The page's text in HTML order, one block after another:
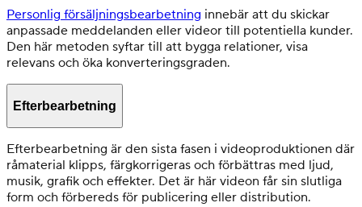
Personlig försäljningsbearbetning innebär att du skickar
anpassade meddelanden eller videor till potentiella kunder.
Den här metoden syftar till att bygga relationer, visa
relevans och öka konverteringsgraden.
Efterbearbetning
Efterbearbetning är den sista fasen i videoproduktionen där
råmaterial klipps, färgkorrigeras och förbättras med ljud,
musik, grafik och effekter. Det är här videon får sin slutliga
form och förbereds för publicering eller distribution.